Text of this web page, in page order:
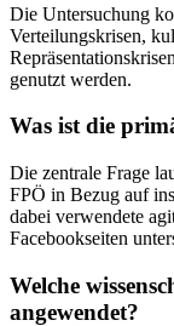
Die Untersuchung
Verteilungskrisen,
genutzt werden.
Was ist die
Die zentrale Frage
FPÖ in Bezug auf
dabei verwendete
Facebookseiten
Welche
angewendet?